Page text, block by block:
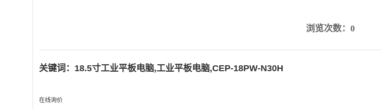
浏览次数：0
关键词： 18.5寸工业平板电脑,工业平板电脑,CEP-18PW-N30H
在线询价